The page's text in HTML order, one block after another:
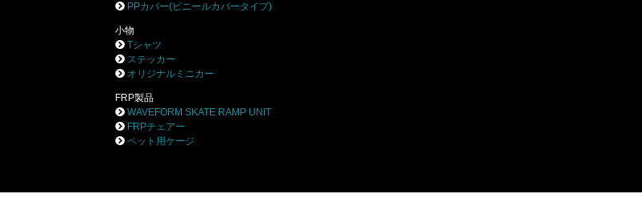
PPカバー(ビニールカバータイプ)
小物
Tシャツ
ステッカー
オリジナルミニカー
FRP製品
WAVEFORM SKATE RAMP UNIT
FRPチェアー
ペット用ケージ